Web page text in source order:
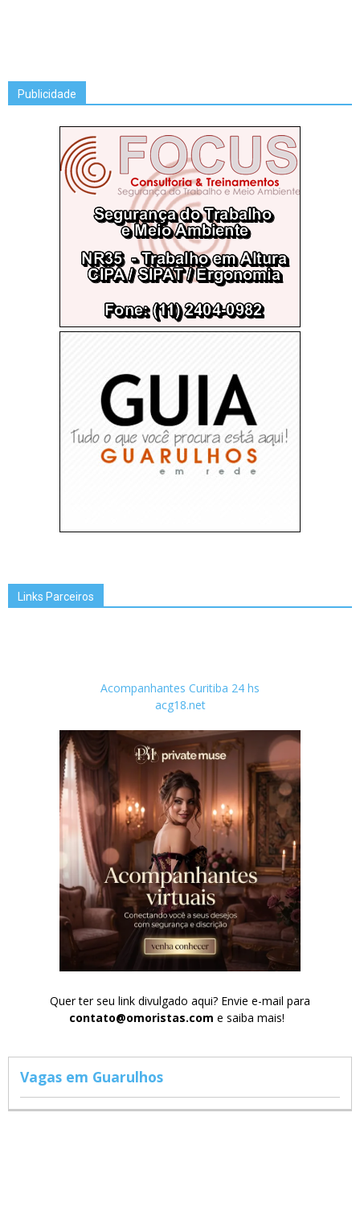
Publicidade
Links Parceiros
Acompanhantes Curitiba 24 hs
acg18.net
Quer ter seu link divulgado aqui? Envie e-mail para
contato@omoristas.com e saiba mais!
Vagas em Guarulhos